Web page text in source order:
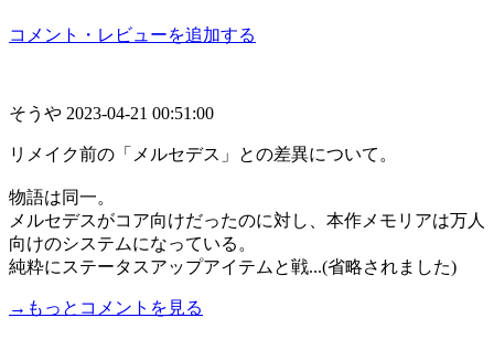
コメント・レビューを追加する
そうや 2023-04-21 00:51:00
リメイク前の「メルセデス」との差異について。
物語は同一。
メルセデスがコア向けだったのに対し、本作メモリアは万人
向けのシステムになっている。
純粋にステータスアップアイテムと戦...(省略されました)
→もっとコメントを見る